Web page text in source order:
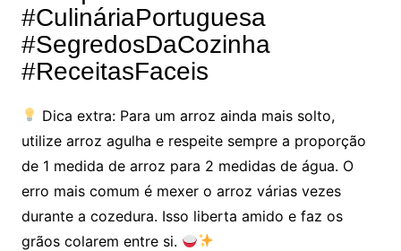
#CulináriaPortuguesa
#SegredosDaCozinha
#ReceitasFaceis
Dica extra: Para um arroz ainda mais solto,
utilize arroz agulha e respeite sempre a proporção
de 1 medida de arroz para 2 medidas de água. O
erro mais comum é mexer o arroz várias vezes
durante a cozedura. Isso liberta amido e faz os
grãos colarem entre si.